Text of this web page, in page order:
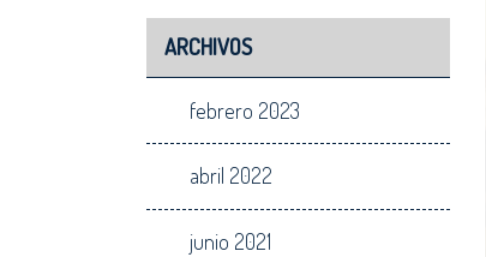
ARCHIVOS
febrero 2023
abril 2022
junio 2021